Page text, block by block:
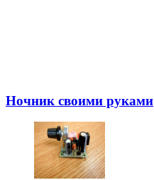
Ночник своими руками